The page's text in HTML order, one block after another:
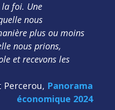
la foi. Une
nous
plus ou moins
nous prions,
et recevons les
Panorama
économique 2024